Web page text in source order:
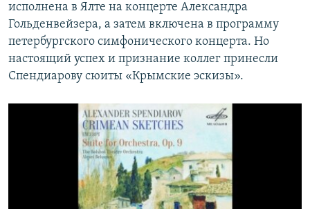
исполнена в Ялте на концерте Александра
Гольденвейзера, а затем включена в программу
петербургского симфонического концерта. Но
настоящий успех и признание коллег принесли
Спендиарову сюиты «Крымские эскизы».